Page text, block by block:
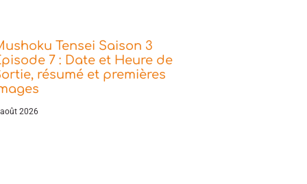
Tensei Saison 3
7 : Date et Heure de
résumé et premières
2026